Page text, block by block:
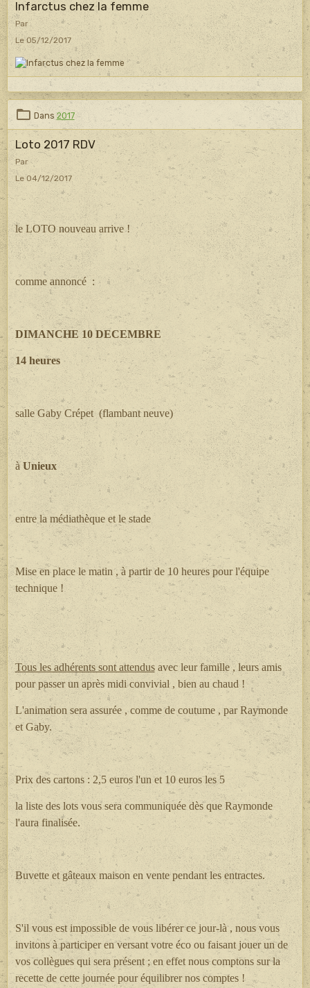
Infarctus chez la femme
Par
Le 05/12/2017
Dans 2017
Loto 2017 RDV
Par
Le 04/12/2017
le LOTO nouveau arrive !
comme annoncé :
DIMANCHE 10 DECEMBRE
14 heures
salle Gaby Crépet (flambant neuve)
àUnieux
entre la médiathèque et le stade
Mise en place le matin , à partir de 10 heures pour l'équipe
technique !
Tous les adhérents sont attendusavec leur famille , leurs amis
pour passer un après midi convivial , bien au chaud !
L'animation sera assurée , comme de coutume , par Raymonde
et Gaby.
Prix des cartons : 2,5 euros l'un et 10 euros les 5
la liste des lots vous sera communiquée dès que Raymonde
l'aura finalisée.
Buvette et gâteaux maison en vente pendant les entractes.
S'il vous est impossible de vous libérer ce jour-là , nous vous
invitons à participer en versant votre éco ou faisant jouer un de
vos collègues qui sera présent ; en effet nous comptons sur la
recette de cette journée pour équilibrer nos comptes !